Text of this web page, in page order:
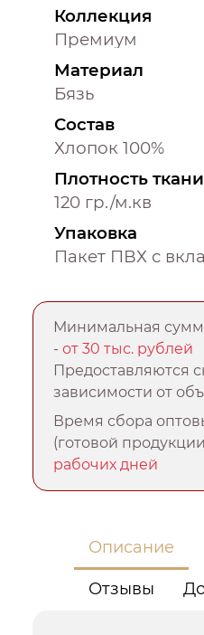
Коллекция
Премиум
Материал
Бязь
Состав
Хлопок 100%
Плотность ткани
120 гр./м.кв
Упаковка
Пакет ПВХ с
Минимальная
-от 30 тыс. рублей
Предоставляются
зависимости от
Время сбора
(готовой
рабочих дней
Описание
Отзывы